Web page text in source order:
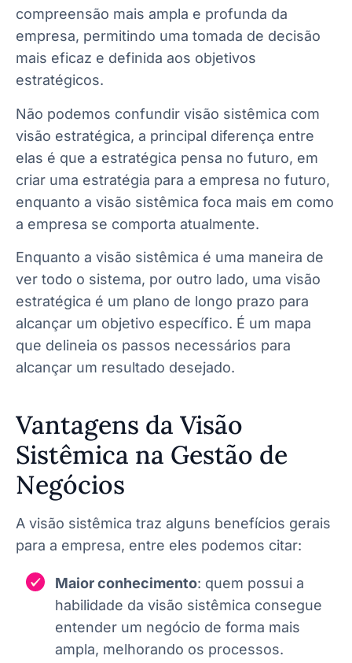
compreensão mais ampla e profunda da
empresa, permitindo uma tomada de decisão
mais eficaz e definida aos objetivos
estratégicos.
Não podemos confundir visão sistêmica com
visão estratégica, a principal diferença entre
elas é que a estratégica pensa no futuro, em
criar uma estratégia para a empresa no futuro,
enquanto a visão sistêmica foca mais em como
a empresa se comporta atualmente.
Enquanto a visão sistêmica é uma maneira de
ver todo o sistema, por outro lado, uma visão
estratégica é um plano de longo prazo para
alcançar um objetivo específico. É um mapa
que delineia os passos necessários para
alcançar um resultado desejado.
Vantagens da Visão
Sistêmica na Gestão de
Negócios
A visão sistêmica traz alguns benefícios gerais
para a empresa, entre eles podemos citar:
Maior conhecimento: quem possui a
habilidade da visão sistêmica consegue
entender um negócio de forma mais
ampla, melhorando os processos.